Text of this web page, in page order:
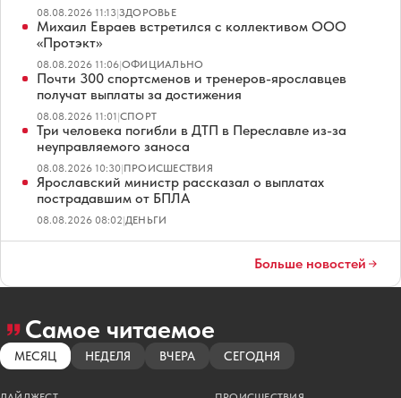
08.08.2026 11:13|ЗДОРОВЬЕ
Михаил Евраев встретился с коллективом ООО
«Протэкт»
08.08.2026 11:06|ОФИЦИАЛЬНО
Почти 300 спортсменов и тренеров-ярославцев
получат выплаты за достижения
08.08.2026 11:01|СПОРТ
Три человека погибли в ДТП в Переславле из-за
неуправляемого заноса
08.08.2026 10:30|ПРОИСШЕСТВИЯ
Ярославский министр рассказал о выплатах
пострадавшим от БПЛА
08.08.2026 08:02|ДЕНЬГИ
Больше новостей
Самое читаемое
МЕСЯЦ НЕДЕЛЯ ВЧЕРА СЕГОДНЯ